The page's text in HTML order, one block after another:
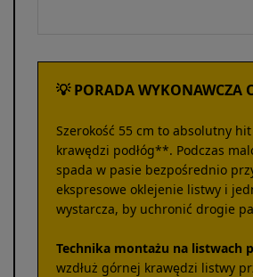
💡 PORADA WYKONAWCZA
Szerokość 55 cm to absolutny
krawędzi podłóg**. Podczas
spada w pasie bezpośrednio
ekspresowe oklejenie listwy i
wystarcza, by uchronić drogie
Technika montażu na listwach
wzdłuż górnej krawędzi listwy